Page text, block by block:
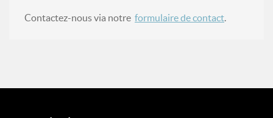
Contactez-nous via notre formulaire de contact.